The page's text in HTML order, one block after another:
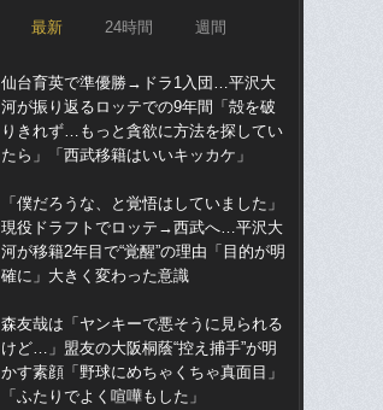
最新 24時間 週間
仙台育英で準優勝→ドラ1入団…平沢大
河が振り返るロッテでの9年間「殻を破
りきれず…もっと貪欲に方法を探してい
たら」「西武移籍はいいキッカケ」
「僕だろうな、と覚悟はしていました」
現役ドラフトでロッテ→西武へ…平沢大
河が移籍2年目で“覚醒”の理由「目的が明
確に」大きく変わった意識
森友哉は「ヤンキーで悪そうに見られる
けど…」盟友の大阪桐蔭“控え捕手”が明
かす素顔「野球にめちゃくちゃ真面目」
「ふたりでよく喧嘩もした」